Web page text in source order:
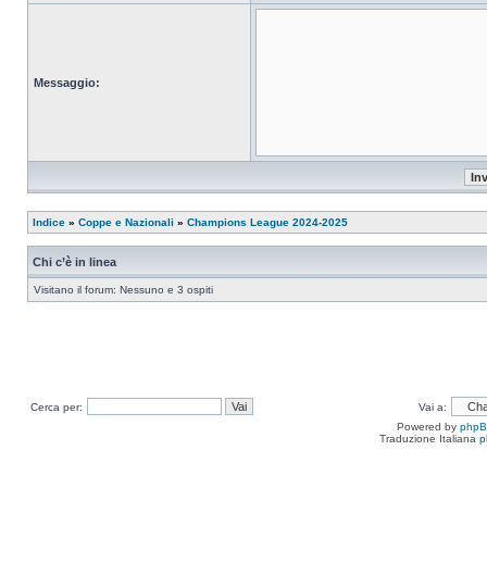
Messaggio:
Indice » Coppe e Nazionali » Champions League 2024-2025
Chi c’è in linea
Visitano il forum: Nessuno e 3 ospiti
Cerca per:
Vai a:
Powered by
Traduzione Italiana